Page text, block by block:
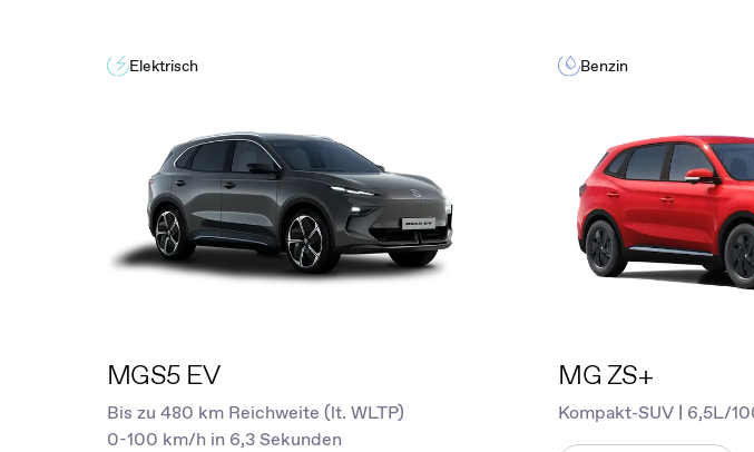
Elektrisch
MGS5 EV
Bis zu 480 km Reichweite (lt. WLTP)
0-100 km/h in 6,3 Sekunden
Benzin
MG ZS+
Kompakt-SUV | 6,5L/